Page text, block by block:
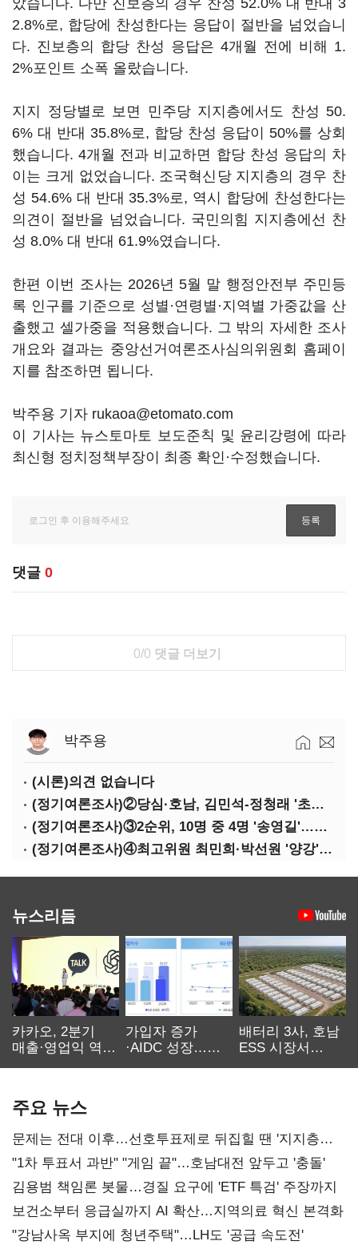
았습니다. 다만 진보층의 경우 찬성 52.0% 대 반대 3
2.8%로, 합당에 찬성한다는 응답이 절반을 넘었습니
다. 진보층의 합당 찬성 응답은 4개월 전에 비해 1.
2%포인트 소폭 올랐습니다.
지지 정당별로 보면 민주당 지지층에서도 찬성 50.
6% 대 반대 35.8%로, 합당 찬성 응답이 50%를 상회
했습니다. 4개월 전과 비교하면 합당 찬성 응답의 차
이는 크게 없었습니다. 조국혁신당 지지층의 경우 찬
성 54.6% 대 반대 35.3%로, 역시 합당에 찬성한다는
의견이 절반을 넘었습니다. 국민의힘 지지층에선 찬
성 8.0% 대 반대 61.9%였습니다.
한편 이번 조사는 2026년 5월 말 행정안전부 주민등
록 인구를 기준으로 성별·연령별·지역별 가중값을 산
출했고 셀가중을 적용했습니다. 그 밖의 자세한 조사
개요와 결과는 중앙선거여론조사심의위원회 홈페이
지를 참조하면 됩니다.
박주용 기자 rukaoa@etomato.com
이 기사는 뉴스토마토 보도준칙 및 윤리강령에 따라
최신형 정치정책부장이 최종 확인·수정했습니다.
댓글 0
0/0 댓글 더보기
박주용
(시론)의견 없습니다
(정기여론조사)②당심·호남, 김민석-정청래 '초접전'
(정기여론조사)③2순위, 10명 중 4명 '송영길'…정청래 '한 자릿수'
(정기여론조사)④최고위원 최민희·박선원 '양강'…서미화·이성윤·임미애 뒤이어
뉴스리듬
카카오, 2분기
매출·영업익 역대
가입자 증가
·AIDC 성장…
배터리 3사, 호남
ESS 시장서
주요 뉴스
문제는 전대 이후…선호투표제로 뒤집힐 땐 '지지층
불복'
"1차 투표서 과반" "게임 끝"…호남대전 앞두고 '충돌'
김용범 책임론 봇물…경질 요구에 'ETF 특검' 주장까지
보건소부터 응급실까지 AI 확산…지역의료 혁신 본격화
"강남사옥 부지에 청년주택"…LH도 '공급 속도전'